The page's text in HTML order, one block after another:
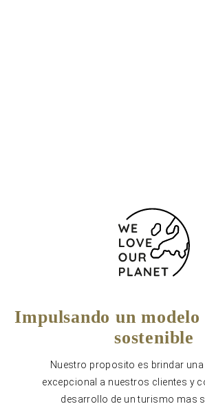
Impulsando un
sostenible
Nuestro proposito es brindar una
excepcional a nuestros clientes y
desarrollo de un turismo mas